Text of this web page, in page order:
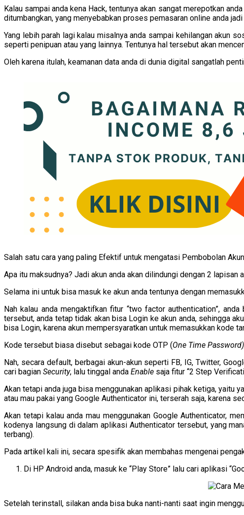
Kalau sampai anda kena Hack, tentunya akan sangat merepotkan
ditumbangkan, yang menyebabkan proses pemasaran online anda
Yang lebih parah lagi kalau misalnya anda sampai kehilangan akun
seperti penipuan atau yang lainnya. Tentunya hal tersebut akan
Oleh karena itulah, keamanan data anda di dunia digital sangatlah
Salah satu cara yang paling Efektif untuk mengatasi Pembobolan
Apa itu maksudnya? Jadi akun anda akan dilindungi dengan 2 lapisan
Selama ini untuk bisa masuk ke akun anda tentunya dengan
Nah kalau anda mengaktifkan fitur “two factor authentication”,
tersebut, anda tetap tidak akan bisa Login ke akun anda, sehingga
bisa Login, karena akun mempersyaratkan untuk memasukkan kode
Kode tersebut biasa disebut sebagai kode OTP (One Time Password)
Nah, secara default, berbagai akun-akun seperti FB, IG, Twitter,
cari bagian Security, lalu tinggal anda Enable saja fitur “2 Step
Akan tetapi anda juga bisa menggunakan aplikasi pihak ketiga, yaitu
atau mau pakai yang Google Authenticator ini, terserah saja, karena
Akan tetapi kalau anda mau menggunakan Google Authenticator,
kodenya langsung di dalam aplikasi Authenticator tersebut, yang
terbang).
Pada artikel kali ini, secara spesifik akan membahas mengenai
Di HP Android anda, masuk ke “Play Store” lalu cari aplikasi
Setelah terinstall, silakan anda bisa buka nanti-nanti saat ingin